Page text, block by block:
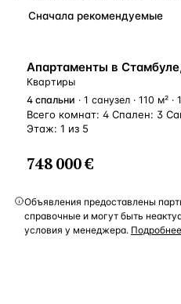
ВСЕ НАПРАВЛЕНИЯ →
ВНЖ
Апартаменты в
Квартиры
4 спальни · 1 санузел · 110 м² ·
Всего комнат: 4 Спален: 3
Этаж: 1 из 5
748 000 €
Объявления предоставлены
справочные и могут быть
условия у менеджера. Подробнее